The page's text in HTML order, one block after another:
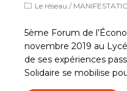
Le réseau /
5ème Forum de
novembre 2019 au
de ses expériences
Solidaire se mobilise